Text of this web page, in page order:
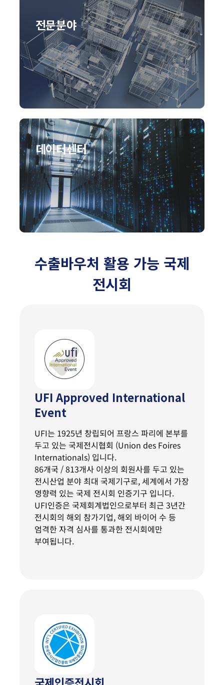
전문분야
데이터센터
수출바우처 활용 가능 국제
전시회
UFI Approved International
Event
UFI는 1925년 창립되어 프랑스 파리에 본부를
두고 있는 국제전시협회 (Union des Foires
Internationals) 입니다.
86개국 / 813개사 이상의 회원사를 두고 있는
전시산업 분야 최대 국제기구로, 세계에서 가장
영향력 있는 국제 전시회 인증기구 입니다.
UFI인증은 국제회계법인으로부터 최근 3년간
전시회의 해외 참가기업, 해외 바이어 수 등
엄격한 자격 심사를 통과한 전시회에만
부여됩니다.
국제인증전시회